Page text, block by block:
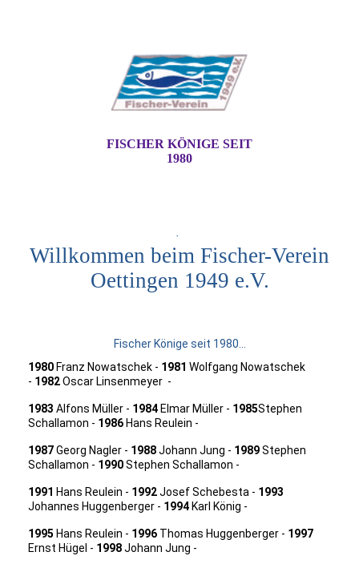
FISCHER KÖNIGE SEIT
1980
.
Willkommen beim Fischer-Verein
Oettingen 1949 e.V.
Fischer Könige seit 1980...
1980 Franz Nowatschek - 1981 Wolfgang Nowatschek
- 1982Oscar Linsenmeyer -
1983 Alfons Müller - 1984 Elmar Müller - 1985Stephen
Schallamon - 1986 Hans Reulein -
1987Georg Nagler - 1988Johann Jung - 1989Stephen
Schallamon - 1990Stephen Schallamon -
1991 Hans Reulein - 1992Josef Schebesta - 1993
Johannes Huggenberger - 1994 Karl König -
1995 Hans Reulein - 1996 Thomas Huggenberger - 1997
Ernst Hügel - 1998Johann Jung -